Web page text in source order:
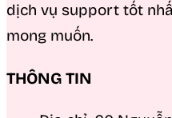
dịch vụ support tốt
mong muốn.
THÔNG TIN